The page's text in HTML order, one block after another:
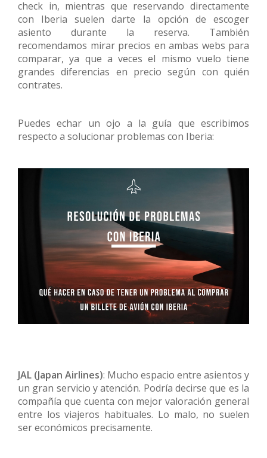
check in, mientras que reservando directamente
con Iberia suelen darte la opción de escoger
asiento durante la reserva. También
recomendamos mirar precios en ambas webs para
comparar, ya que a veces el mismo vuelo tiene
grandes diferencias en precio según con quién
contrates.
Puedes echar un ojo a la guía que escribimos
respecto a solucionar problemas con Iberia:
JAL (Japan Airlines): Mucho espacio entre asientos y
un gran servicio y atención. Podría decirse que es la
compañía que cuenta con mejor valoración general
entre los viajeros habituales. Lo malo, no suelen
ser económicos precisamente.